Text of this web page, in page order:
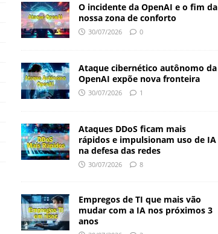
O incidente da OpenAI e o fim da
nossa zona de conforto
30/07/2026 0
Ataque cibernético autônomo da
OpenAI expõe nova fronteira
30/07/2026 1
Ataques DDoS ficam mais
rápidos e impulsionam uso de IA
na defesa das redes
30/07/2026 8
Empregos de TI que mais vão
mudar com a IA nos próximos 3
anos